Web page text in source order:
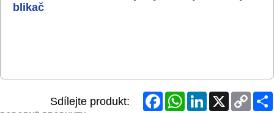
blikač
Sdílejte produkt: FacebookWhatsAppLinkedIn
Copy
Link